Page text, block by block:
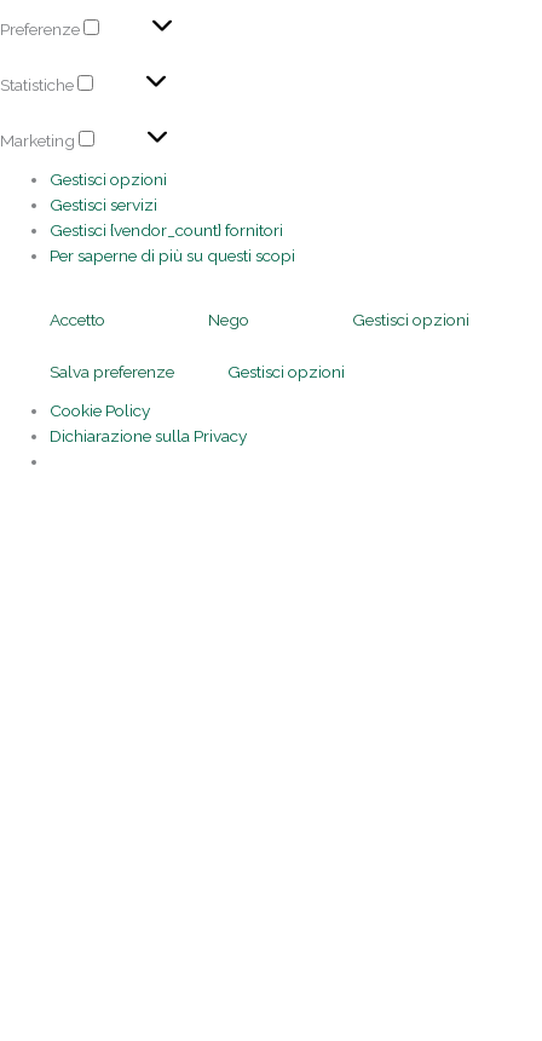
Preferenze
Statistiche
Marketing
Gestisci opzioni
Gestisci servizi
Gestisci {vendor_count} fornitori
Per saperne di più su questi scopi
Accetto Nego Gestisci opzioni
Salva preferenze
Gestisci opzioni
Cookie Policy
Dichiarazione sulla Privacy